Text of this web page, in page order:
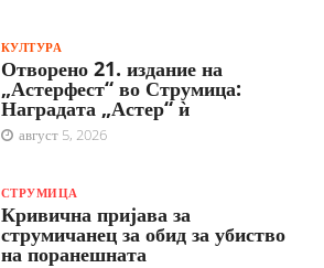
КУЛТУРА
Отворено 21. издание на
„Астерфест“ во Струмица:
Наградата „Астер“ ѝ
август 5, 2026
СТРУМИЦА
Кривична пријава за
струмичанец за обид за убиство
на поранешната